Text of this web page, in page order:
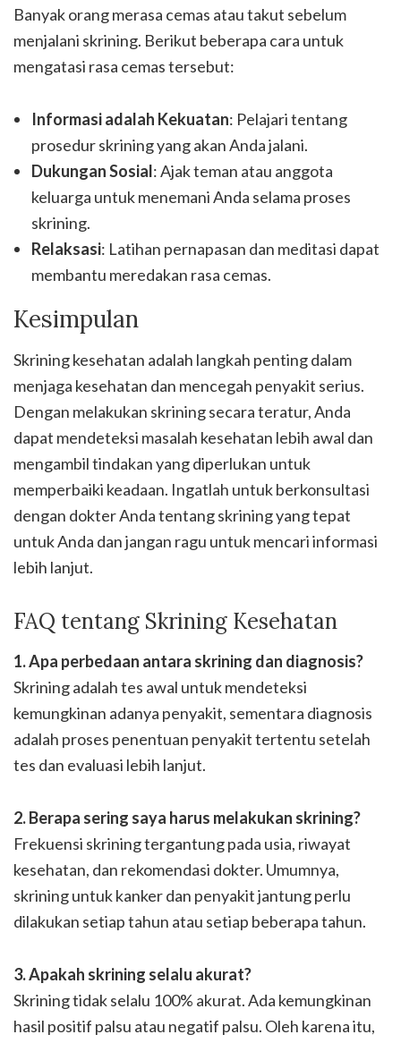
Banyak orang merasa cemas atau takut sebelum
menjalani skrining. Berikut beberapa cara untuk
mengatasi rasa cemas tersebut:
Informasi adalah Kekuatan: Pelajari tentang
prosedur skrining yang akan Anda jalani.
Dukungan Sosial: Ajak teman atau anggota
keluarga untuk menemani Anda selama proses
skrining.
Relaksasi: Latihan pernapasan dan meditasi dapat
membantu meredakan rasa cemas.
Kesimpulan
Skrining kesehatan adalah langkah penting dalam
menjaga kesehatan dan mencegah penyakit serius.
Dengan melakukan skrining secara teratur, Anda
dapat mendeteksi masalah kesehatan lebih awal dan
mengambil tindakan yang diperlukan untuk
memperbaiki keadaan. Ingatlah untuk berkonsultasi
dengan dokter Anda tentang skrining yang tepat
untuk Anda dan jangan ragu untuk mencari informasi
lebih lanjut.
FAQ tentang Skrining Kesehatan
1. Apa perbedaan antara skrining dan diagnosis?
Skrining adalah tes awal untuk mendeteksi
kemungkinan adanya penyakit, sementara diagnosis
adalah proses penentuan penyakit tertentu setelah
tes dan evaluasi lebih lanjut.
2. Berapa sering saya harus melakukan skrining?
Frekuensi skrining tergantung pada usia, riwayat
kesehatan, dan rekomendasi dokter. Umumnya,
skrining untuk kanker dan penyakit jantung perlu
dilakukan setiap tahun atau setiap beberapa tahun.
3. Apakah skrining selalu akurat?
Skrining tidak selalu 100% akurat. Ada kemungkinan
hasil positif palsu atau negatif palsu. Oleh karena itu,